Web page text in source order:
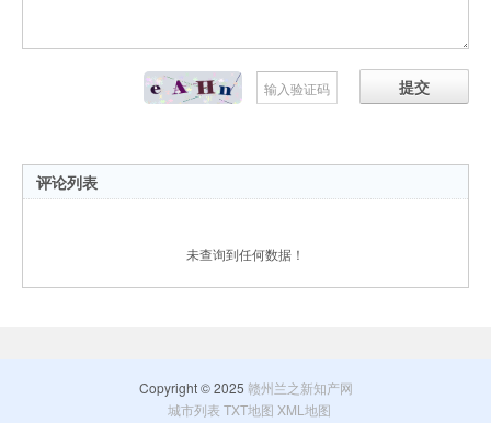
提交
评论列表
未查询到任何数据！
Copyright © 2025 赣州兰之新知产网
城市列表 TXT地图 XML地图